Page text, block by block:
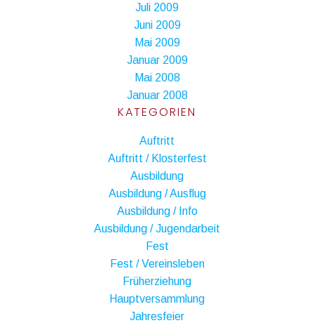
Juli 2009
Juni 2009
Mai 2009
Januar 2009
Mai 2008
Januar 2008
KATEGORIEN
Auftritt
Auftritt / Klosterfest
Ausbildung
Ausbildung / Ausflug
Ausbildung / Info
Ausbildung / Jugendarbeit
Fest
Fest / Vereinsleben
Früherziehung
Hauptversammlung
Jahresfeier